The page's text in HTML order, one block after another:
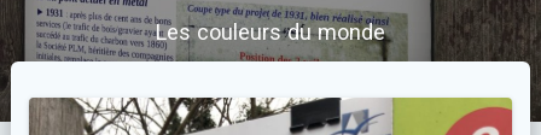
Les couleurs du monde